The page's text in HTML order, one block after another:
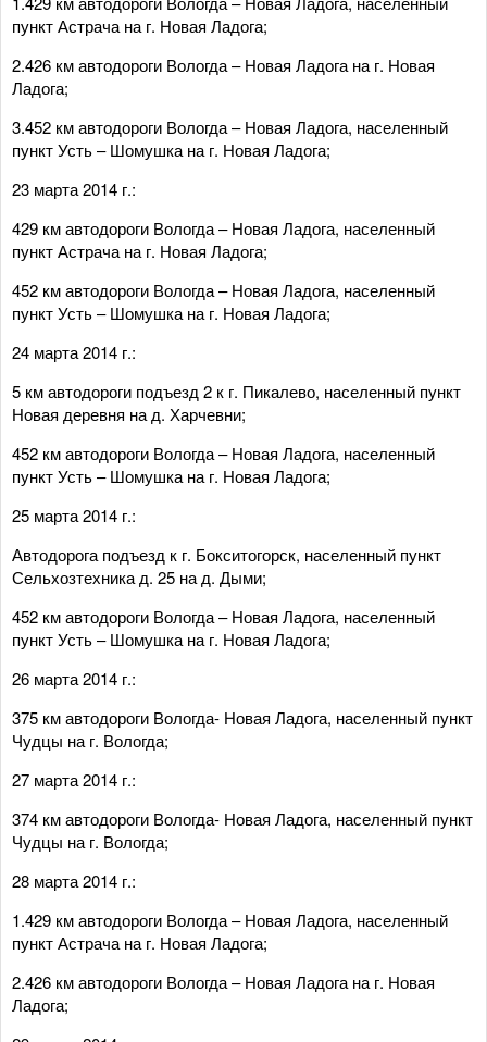
пункт Астрача на г. Новая Ладога;
2.426 км автодороги Вологда – Новая Ладога на г. Новая
Ладога;
3.452 км автодороги Вологда – Новая Ладога, населенный
пункт Усть – Шомушка на г. Новая Ладога;
23 марта 2014 г.:
429 км автодороги Вологда – Новая Ладога, населенный
пункт Астрача на г. Новая Ладога;
452 км автодороги Вологда – Новая Ладога, населенный
пункт Усть – Шомушка на г. Новая Ладога;
24 марта 2014 г.:
5 км автодороги подъезд 2 к г. Пикалево, населенный пункт
Новая деревня на д. Харчевни;
452 км автодороги Вологда – Новая Ладога, населенный
пункт Усть – Шомушка на г. Новая Ладога;
25 марта 2014 г.:
Автодорога подъезд к г. Бокситогорск, населенный пункт
Сельхозтехника д. 25 на д. Дыми;
452 км автодороги Вологда – Новая Ладога, населенный
пункт Усть – Шомушка на г. Новая Ладога;
26 марта 2014 г.:
375 км автодороги Вологда- Новая Ладога, населенный пункт
Чудцы на г. Вологда;
27 марта 2014 г.:
374 км автодороги Вологда- Новая Ладога, населенный пункт
Чудцы на г. Вологда;
28 марта 2014 г.:
1.429 км автодороги Вологда – Новая Ладога, населенный
пункт Астрача на г. Новая Ладога;
2.426 км автодороги Вологда – Новая Ладога на г. Новая
Ладога;